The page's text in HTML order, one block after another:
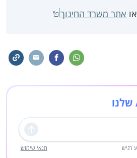
אתר משרד החינוך
שליחה
רגיש תנאי שימוש